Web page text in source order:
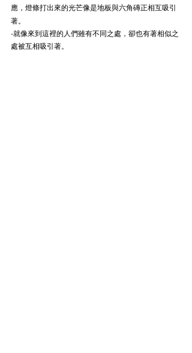
應，燈條打出來的光芒像是地板與六角磚正相互吸引
著。
-就像來到這裡的人們雖有不同之處，卻也有著相似之
處被互相吸引著。